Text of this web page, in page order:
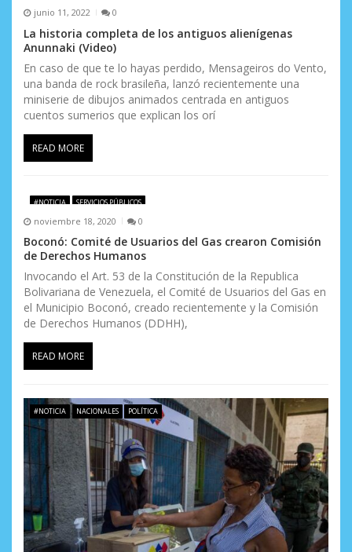
s junio 11, 2022 0
La historia completa de los antiguos alienígenas
Anunnaki (Video)
En caso de que te lo hayas perdido, Mensageiros do Vento,
una banda de rock brasileña, lanzó recientemente una
miniserie de dibujos animados centrada en antiguos
cuentos sumerios que explican los orí
READ MORE
#NOTICIA SERVICIOS PÚBLICOS
noviembre 18, 2020 0
Boconó: Comité de Usuarios del Gas crearon Comisión
de Derechos Humanos
Invocando el Art. 53 de la Constitución de la Republica
Bolivariana de Venezuela, el Comité de Usuarios del Gas en
el Municipio Boconó, creado recientemente y la Comisión
de Derechos Humanos (DDHH),
READ MORE
#NOTICIA NACIONALES POLÍTICA